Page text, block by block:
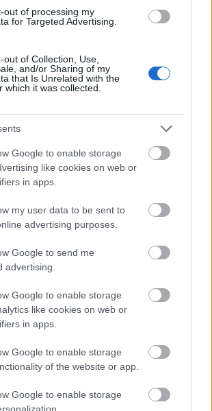
out of processing my
for Targeted Advertising.
out of Collection, Use,
and/or Sharing of my
that Is Unrelated with the
which it was collected.
Google to enable storage
like cookies on web or
in apps.
my user data to be sent to
advertising purposes.
Google to send me
advertising.
Google to enable storage
like cookies on web or
in apps.
Google to enable storage
of the website or app.
Google to enable storage
MERSZ NÉZNI AZZAL, AKIVÉ
ERŐK ÉS ELFELEDETT
ITT A SHELBY OAKS – A GONOSZ
MAGYAR ELŐZETESE
SÁRKÁNYOK, ROSSZFIÚK – A NYÁR
MOZIJA MAGYARORSZÁGON